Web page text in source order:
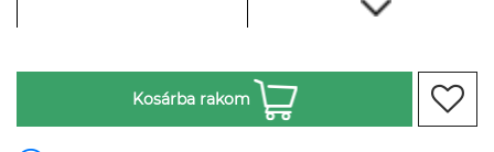
Kosárba rakom